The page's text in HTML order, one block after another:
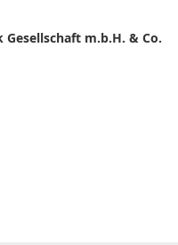
Gesellschaft m.b.H. & Co.